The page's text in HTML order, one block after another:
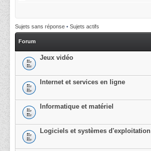
Sujets sans réponse • Sujets actifs
Forum
Jeux vidéo
Internet et services en ligne
Informatique et matériel
Logiciels et systèmes d'exploitation